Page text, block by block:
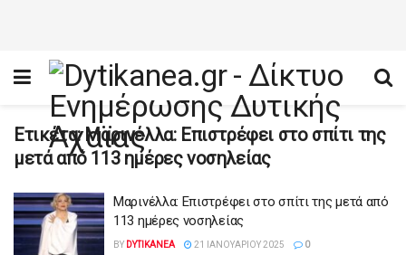
Ετικέτα:Μαρινέλλα: Επιστρέφει στο σπίτι της
μετά από 113 ημέρες νοσηλείας
Μαρινέλλα: Επιστρέφει στο σπίτι της μετά από
113 ημέρες νοσηλείας
BY DYTIKANEA 21 ΙΑΝΟΥΑΡΊΟΥ 2025 0